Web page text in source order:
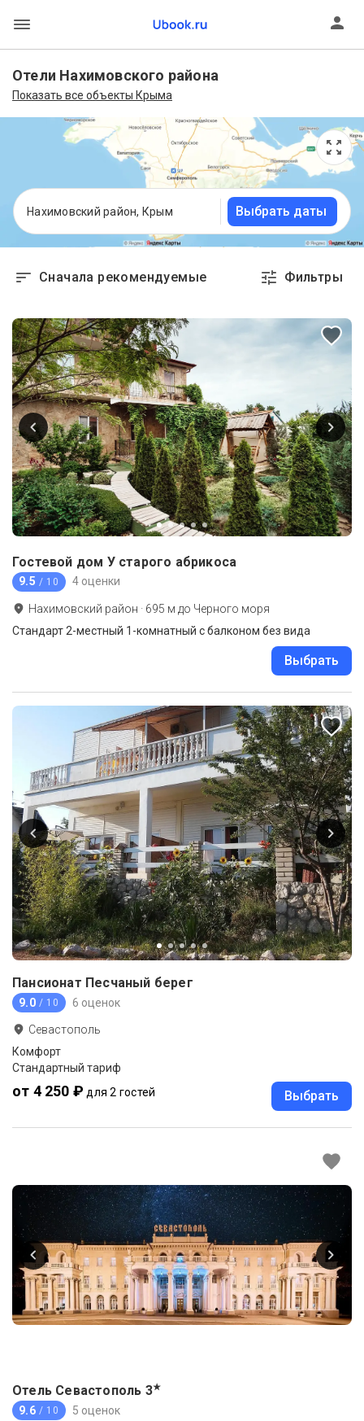
Отели Нахимовского района
Показать все объекты Крыма
Нахимовский район, Крым Выбрать даты
Сначала рекомендуемые Фильтры
Гостевой дом У старого абрикоса
9.5 / 10 4 оценки
Нахимовский район · 695 м до Черного моря
Стандарт 2-местный 1-комнатный с балконом без вида
Выбрать
Пансионат Песчаный берег
9.0 / 10 6 оценок
Севастополь
Комфорт
Стандартный тариф
от 4 250 ₽ для 2 гостей Выбрать
Отель Севастополь 3★
9.6 / 10 5 оценок